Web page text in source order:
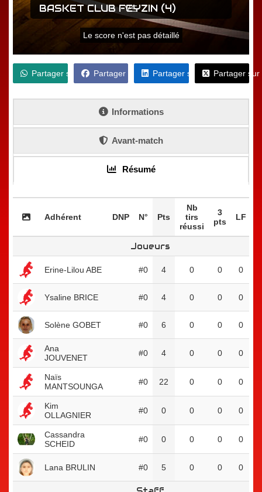
BASKET CLUB FEYZIN (4)
VS
Le score n'est pas détaillé
Partager sur WhatsAppPartager sur FacebookPartager sur LinkedInPartager sur
Informations
Avant-match
Résumé
Adhérent DNP N° Pts
Nb
tirs
réussi
3
pts
LF
Joueurs
Erine-Lilou ABE #0 4 0 0 0
Ysaline BRICE #0 4 0 0 0
Solène GOBET #0 6 0 0 0
Ana
JOUVENET
#0 4 0 0 0
Naïs
MANTSOUNGA
#0 22 0 0 0
Kim
OLLAGNIER
#0 0 0 0 0
Cassandra
SCHEID
#0 0 0 0 0
Lana BRULIN #0 5 0 0 0